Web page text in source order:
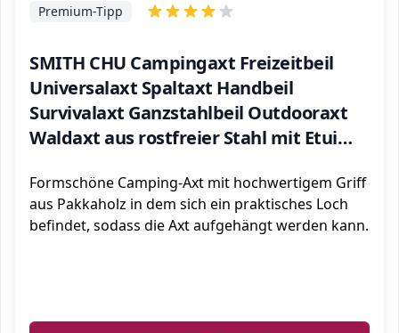
SMITH CHU Campingaxt Freizeitbeil
Universalaxt Spaltaxt Handbeil
Survivalaxt Ganzstahlbeil Outdooraxt
Waldaxt aus rostfreier Stahl mit Etui
Premium-Tipp
Formschöne Camping-Axt mit hochwertigem Griff
aus Pakkaholz in dem sich ein praktisches Loch
befindet, sodass die Axt aufgehängt werden kann.